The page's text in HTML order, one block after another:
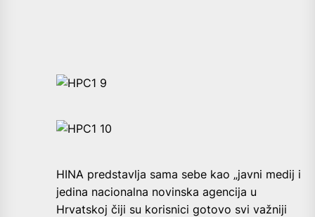
HINA predstavlja sama sebe kao „javni medij i
jedina nacionalna novinska agencija u
Hrvatskoj čiji su korisnici gotovo svi važniji